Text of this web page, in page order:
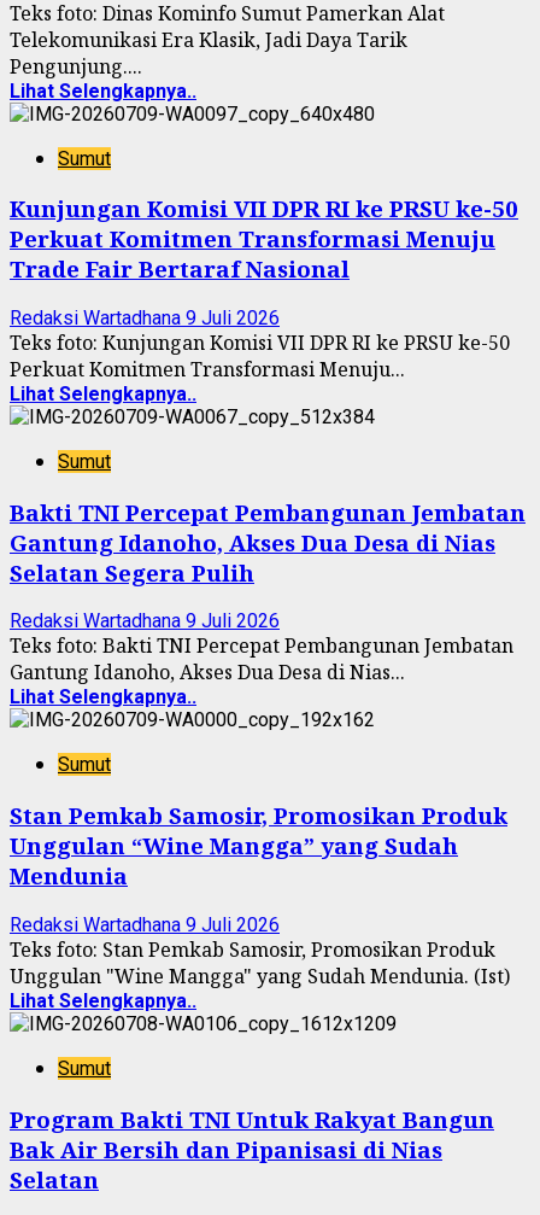
Teks foto: Dinas Kominfo Sumut Pamerkan Alat
Telekomunikasi Era Klasik, Jadi Daya Tarik
Pengunjung....
Lihat Selengkapnya..
Sumut
Kunjungan Komisi VII DPR RI ke PRSU ke-50
Perkuat Komitmen Transformasi Menuju
Trade Fair Bertaraf Nasional
Redaksi Wartadhana 9 Juli 2026
Teks foto: Kunjungan Komisi VII DPR RI ke PRSU ke-50
Perkuat Komitmen Transformasi Menuju...
Lihat Selengkapnya..
Sumut
Bakti TNI Percepat Pembangunan Jembatan
Gantung Idanoho, Akses Dua Desa di Nias
Selatan Segera Pulih
Redaksi Wartadhana 9 Juli 2026
Teks foto: Bakti TNI Percepat Pembangunan Jembatan
Gantung Idanoho, Akses Dua Desa di Nias...
Lihat Selengkapnya..
Sumut
Stan Pemkab Samosir, Promosikan Produk
Unggulan “Wine Mangga” yang Sudah
Mendunia
Redaksi Wartadhana 9 Juli 2026
Teks foto: Stan Pemkab Samosir, Promosikan Produk
Unggulan "Wine Mangga" yang Sudah Mendunia. (Ist)
Lihat Selengkapnya..
Sumut
Program Bakti TNI Untuk Rakyat Bangun
Bak Air Bersih dan Pipanisasi di Nias
Selatan